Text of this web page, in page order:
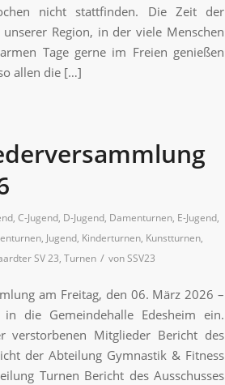
nicht stattfinden. Die Zeit der
Region, in der viele Menschen
Tage gerne im Freien genießen
allen die […]
, C-Jugend, D-Jugend, Damenturnen, E-Jugend,
, Jugend, Kinderturnen, Kunstturnen,
SV 23, Turnen / vonSSV23
am Freitag, den 06. März 2026 –
die Gemeindehalle Edesheim ein.
verstorbenen Mitglieder Bericht des
der Abteilung Gymnastik & Fitness
Turnen Bericht des Ausschusses